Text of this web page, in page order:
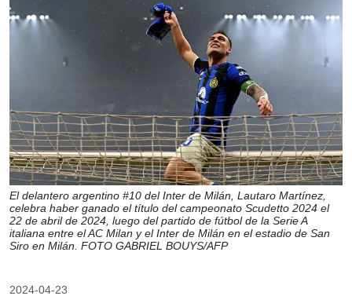
El delantero argentino #10 del Inter de Milán, Lautaro Martínez,
celebra haber ganado el título del campeonato Scudetto 2024 el
22 de abril de 2024, luego del partido de fútbol de la Serie A
italiana entre el AC Milan y el Inter de Milán en el estadio de San
Siro en Milán. FOTO GABRIEL BOUYS/AFP
2024-04-23